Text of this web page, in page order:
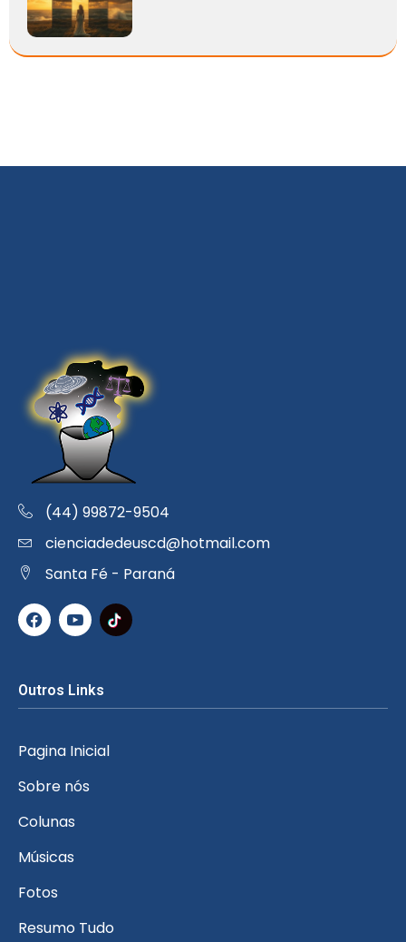
(44) 99872-9504
cienciadedeuscd@hotmail.com
Santa Fé - Paraná
Outros Links
Pagina Inicial
Sobre nós
Colunas
Músicas
Fotos
Resumo Tudo